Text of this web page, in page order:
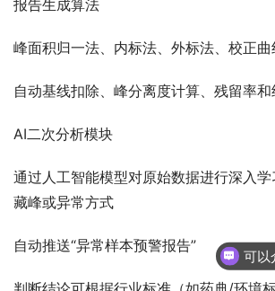
报告生成算法
峰面积归一法、内标法、外标法、校正曲
自动基线扣除、峰分离度计算、残留率
AI二次分析模块
通过人工智能模型对原始数据进行深入
藏峰或异常方式
自动推送“异常样本预警报告”